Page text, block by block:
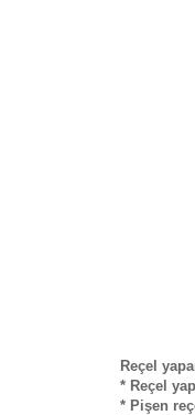
Reçel
* Reçel
* Pişen